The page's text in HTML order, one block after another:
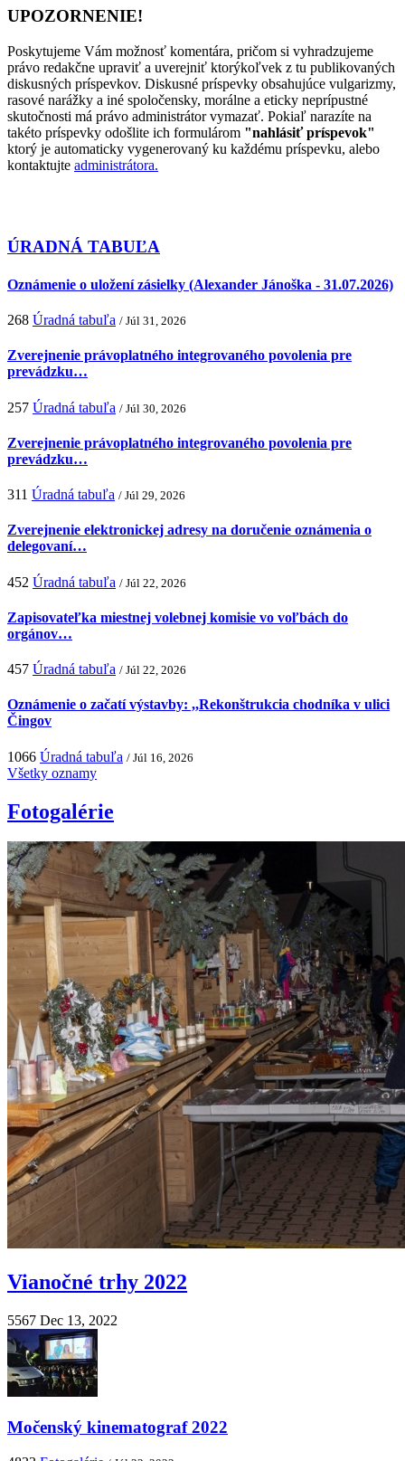
UPOZORNENIE!
Poskytujeme Vám možnosť komentára, pričom si vyhradzujeme
právo redakčne upraviť a uverejniť ktorýkoľvek z tu publikovaných
diskusných príspevkov. Diskusné príspevky obsahujúce vulgarizmy,
rasové narážky a iné spoločensky, morálne a eticky neprípustné
skutočnosti má právo administrátor vymazať. Pokiaľ narazíte na
takéto príspevky odošlite ich formulárom "nahlásiť príspevok"
ktorý je automaticky vygenerovaný ku každému príspevku, alebo
kontaktujte administrátora.
ÚRADNÁ TABUĽA
Oznámenie o uložení zásielky (Alexander Jánoška - 31.07.2026)
268 Úradná tabuľa / Júl 31, 2026
Zverejnenie právoplatného integrovaného povolenia pre
prevádzku…
257 Úradná tabuľa / Júl 30, 2026
Zverejnenie právoplatného integrovaného povolenia pre
prevádzku…
311 Úradná tabuľa / Júl 29, 2026
Zverejnenie elektronickej adresy na doručenie oznámenia o
delegovaní…
452 Úradná tabuľa / Júl 22, 2026
Zapisovateľka miestnej volebnej komisie vo voľbách do
orgánov…
457 Úradná tabuľa / Júl 22, 2026
Oznámenie o začatí výstavby: ,,Rekonštrukcia chodníka v ulici
Čingov
1066 Úradná tabuľa / Júl 16, 2026
Všetky oznamy
Fotogalérie
Vianočné trhy 2022
5567 Dec 13, 2022
Močenský kinematograf 2022